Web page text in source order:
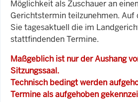
Möglichkeit als Zuschauer an
Gerichtstermin teilzunehmen. Auf
Sie tagesaktuell die im
stattfindenden Termine.
Maßgeblich ist nur der Aushang
Sitzungssaal.
Technisch bedingt werden
Termine als aufgehoben